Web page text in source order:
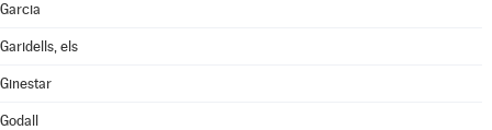
Garcia
Garidells, els
Ginestar
Godall